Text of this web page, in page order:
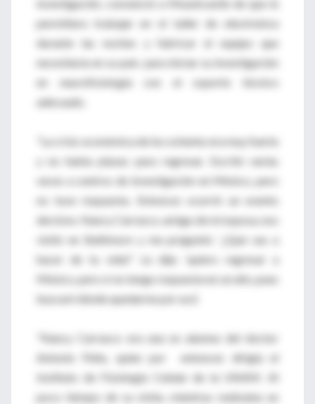
investigación, convenció a Mountcastle de que le
permitiera trabajar en el taller de electrónica
durante las noches y fabricar el equipo que
necesitaría en su país para iniciar su investigación
en neurofisiología con el soporte técnico
adecuado.
“La crisis económica de los ochenta era muy fuerte
y no había plazas para regresar. Escribí varias
veces a centros de investigación en México, pero
no tuve respuesta. Entonces ocurrió un evento
decisivo. Nancy Carrasco, amiga de mi esposa, nos
visitó en Baltimore y me preguntó: ‘¿Qué vas a
hacer de tu vida?’ Le dije: ‘quiero regresar a
México, pero si no tengo respuesta en un año, pues
buscaré dónde quedarme por acá’.
“Nancy Carrasco era una ex alumna del doctor
Antonio Peña, quien por entonces dirigía el
Instituto de Fisiología Celular de la UNAM. Al
poco tiempo de su visita, mientras realizaba un